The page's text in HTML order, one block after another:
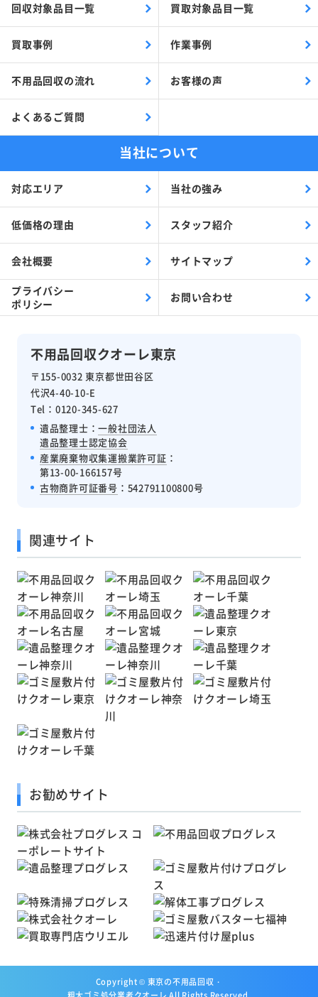
不用品回収クオーレ東京
〒155-0032 東京都世田谷区
代沢4-40-10-E
Tel：0120-345-627
遺品整理士：一般社団法人
遺品整理士認定協会
産業廃棄物収集運搬業許可証 ：
第13-00-166157号
古物商許可証番号 ：542791100800号
回収対象品目一覧 買取対象品目一覧
買取事例 作業事例
不用品回収の流れ お客様の声
よくあるご質問
当社について
対応エリア 当社の強み
低価格の理由 スタッフ紹介
会社概要 サイトマップ
プライバシー
ポリシー
お問い合わせ
関連サイト
お勧めサイト
Copyright © 東京の不用品回収・